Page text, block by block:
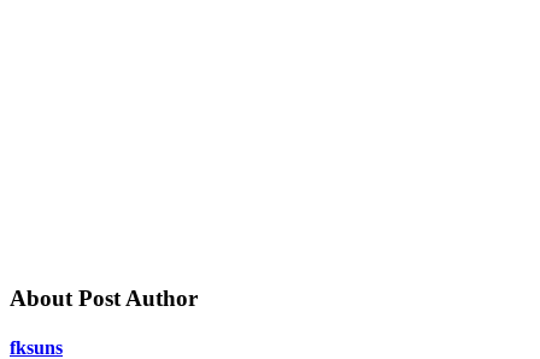
About Post Author
fksuns